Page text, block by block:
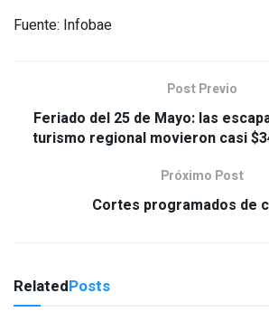
Fuente: Infobae
Post Previo
Feriado del 25 de Mayo: las
turismo regional movieron casi
Próximo Post
Cortes programados de
RelatedPosts